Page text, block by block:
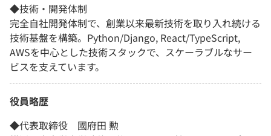
◆技術・開発体制
完全自社開発体制で、創業以来最新技術を取り入れ続ける
技術基盤を構築。Python/Django, React/TypeScript,
AWSを中心とした技術スタックで、スケーラブルなサー
ビスを支えています。
役員略歴
◆代表取締役 國府田 勲